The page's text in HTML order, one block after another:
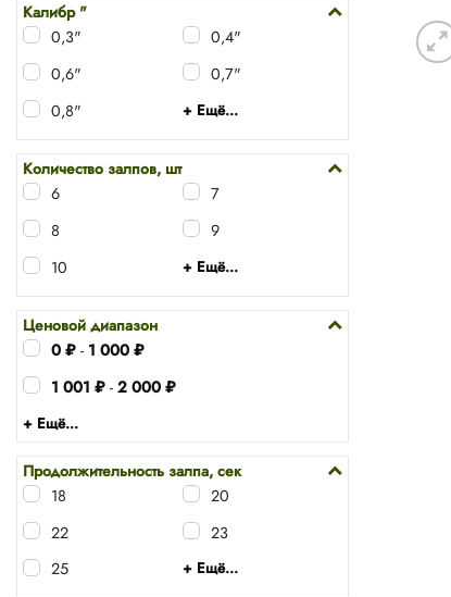
Калибр "
0,3"
0,4"
0,6"
0,7"
0,8"
+ Ещё...
Количество залпов, шт
6
7
8
9
10
+ Ещё...
Ценовой диапазон
0 ₽ - 1 000 ₽
1 001 ₽ - 2 000 ₽
+ Ещё...
Продолжительность залпа, сек
18
20
22
23
25
+ Ещё...